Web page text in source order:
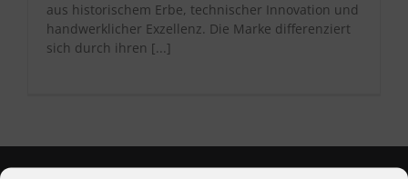
aus historischem Erbe, technischer Innovation und
handwerklicher Exzellenz. Die Marke differenziert
sich durch ihren [...]